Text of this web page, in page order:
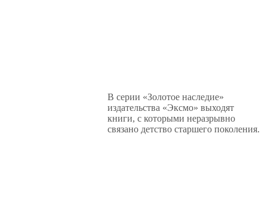
В серии «Золотое наследие»
издательства «Эксмо» выходят
книги, с которыми неразрывно
связано детство старшего поколения.